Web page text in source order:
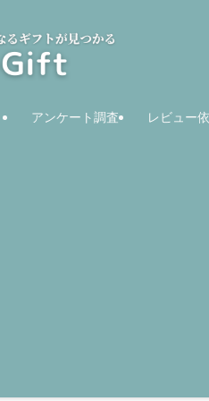
アンケート調査 レビュー